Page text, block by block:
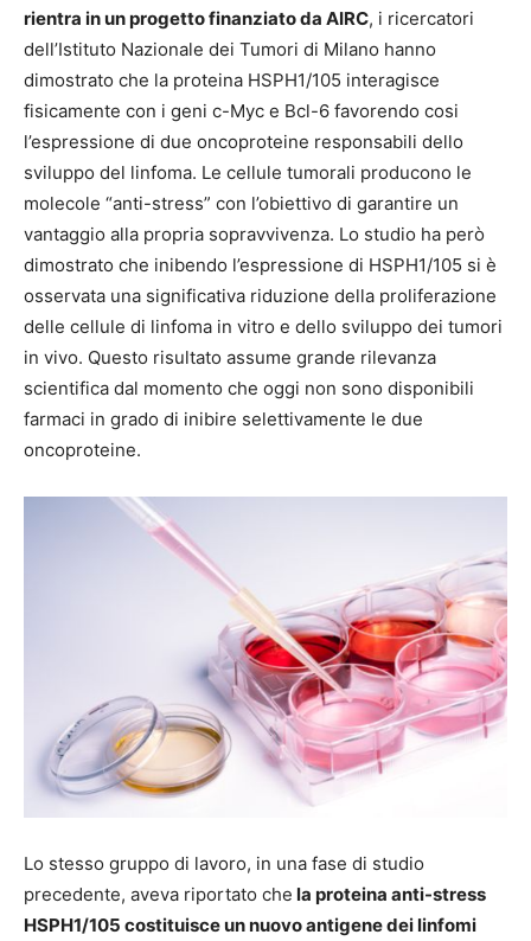
rientra in un progetto finanziato da AIRC, i ricercatori
dell’Istituto Nazionale dei Tumori di Milano hanno
dimostrato che la proteina HSPH1/105 interagisce
fisicamente con i geni c-Myc e Bcl-6 favorendo cosi
l’espressione di due oncoproteine responsabili dello
sviluppo del linfoma. Le cellule tumorali producono le
molecole “anti-stress” con l’obiettivo di garantire un
vantaggio alla propria sopravvivenza. Lo studio ha però
dimostrato che inibendo l’espressione di HSPH1/105 si è
osservata una significativa riduzione della proliferazione
delle cellule di linfoma in vitro e dello sviluppo dei tumori
in vivo. Questo risultato assume grande rilevanza
scientifica dal momento che oggi non sono disponibili
farmaci in grado di inibire selettivamente le due
oncoproteine.
Lo stesso gruppo di lavoro, in una fase di studio
precedente, aveva riportato che la proteina anti-stress
HSPH1/105 costituisce un nuovo antigene dei linfomi